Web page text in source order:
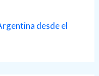
desde el